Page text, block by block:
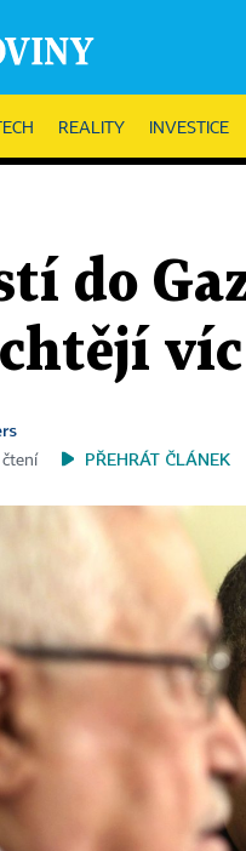
TECH REALITY INVESTICE
do
víc
čtení PŘEHRÁT ČLÁNEK